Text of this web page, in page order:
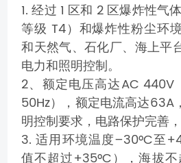
1. 经过 1 区和 2 区爆炸性气
等级 T4）和爆炸性粉尘环
和天然气、石化厂、海上平
电力和照明控制。
2、额定电压高达AC 440V
50Hz），额定电流高达63A
明控制要求，电路保护完善，
3. 适用环境温度–30°C至
值不超过+35°C），海拔